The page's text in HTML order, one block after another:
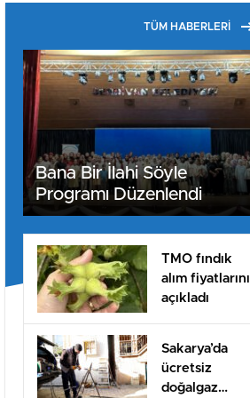
TÜM HABERLERİ
Bana Bir İlahi Söyle
Programı Düzenlendi
TMO fındık
alım fiyatlarını
açıkladı
Sakarya’da
ücretsiz
doğalgaz